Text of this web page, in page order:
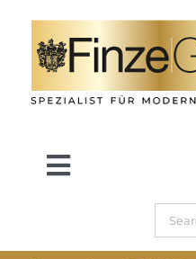
Toggle
Navigation Suche
nach: